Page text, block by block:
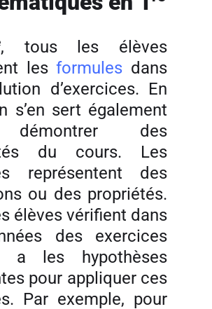
, tous les élèves
lesformules dans
d’exercices. En
s’en sert également
des
du cours. Les
représentent des
ou des propriétés.
élèves vérifient dans
des exercices
a les hypothèses
pour appliquer ces
Par exemple, pour